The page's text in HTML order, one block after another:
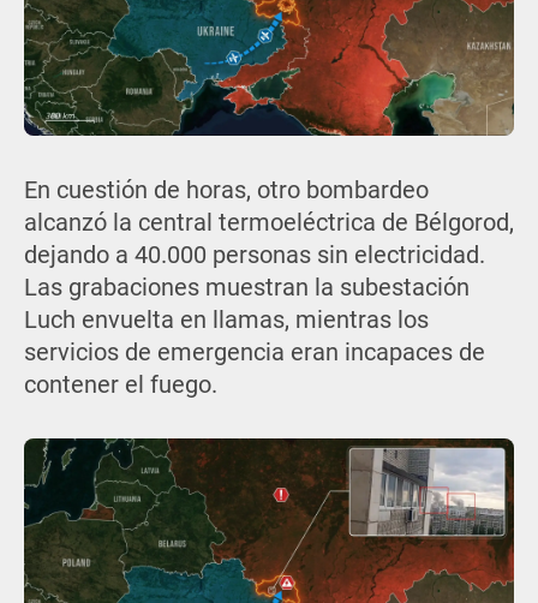
En cuestión de horas, otro bombardeo
alcanzó la central termoeléctrica de Bélgorod,
dejando a 40.000 personas sin electricidad.
Las grabaciones muestran la subestación
Luch envuelta en llamas, mientras los
servicios de emergencia eran incapaces de
contener el fuego.